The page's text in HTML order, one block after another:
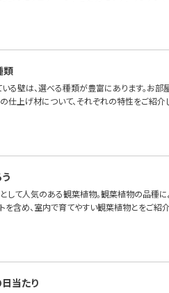
類
る壁は、選べる種類が豊富にあります。お
仕上げ材について、それぞれの特性をご紹介
して人気のある観葉植物。観葉植物の品種に
を含め、室内で育てやすい観葉植物とをご紹
当たり